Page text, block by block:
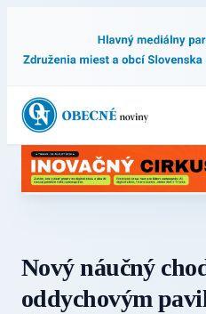
Nový náučný
oddychovým